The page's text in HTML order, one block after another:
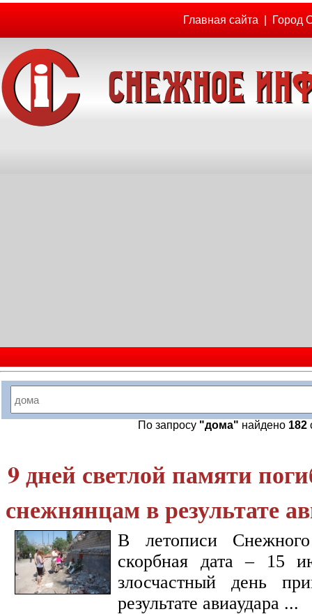
Главная сайта Город
По запросу "дома" найдено 182
9 дней светлой памяти
снежнянцам в результате
В летописи
скорбная дата – 15
злосчастный день
результате авиаудара ...